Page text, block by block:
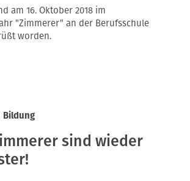
am 16. Oktober 2018 im
"Zimmerer" an der Berufsschule
worden.
Bildung
sind wieder